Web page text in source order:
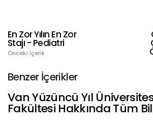
En Zor Yılın En Zor
Stajı - Pediatri
Önceki İçerik
Benzer İçerikler
Van Yüzüncü Yıl
Fakültesi Hakkında Tüm